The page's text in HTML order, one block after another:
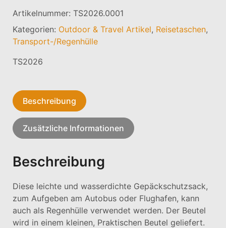
Artikelnummer: TS2026.0001
Kategorien: Outdoor & Travel Artikel, Reisetaschen,
Transport-/Regenhülle
TS2026
Beschreibung
Zusätzliche Informationen
Beschreibung
Diese leichte und wasserdichte Gepäckschutzsack,
zum Aufgeben am Autobus oder Flughafen, kann
auch als Regenhülle verwendet werden. Der Beutel
wird in einem kleinen, Praktischen Beutel geliefert.